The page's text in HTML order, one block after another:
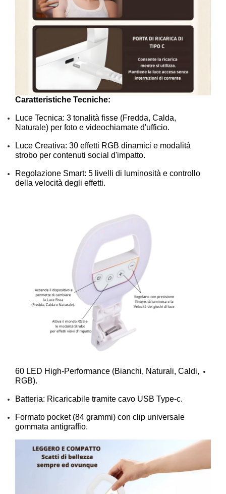
Caratteristiche Tecniche:
Luce Tecnica: 3 tonalità fisse (Fredda, Calda,
Naturale) per foto e videochiamate d'ufficio.
Luce Creativa: 30 effetti RGB dinamici e modalità
strobo per contenuti social d'impatto.
Regolazione Smart: 5 livelli di luminosità e controllo
della velocità degli effetti.
60 LED High-Performance (Bianchi, Naturali, Caldi,
RGB).
Batteria: Ricaricabile tramite cavo USB Type-c.
Formato pocket (84 grammi) con clip universale
gommata antigraffio.